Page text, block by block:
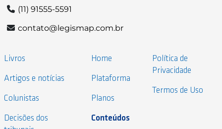
(11) 91555-5591
contato@legismap.com.br
Livros
Artigos e notícias
Colunistas
Decisões dos
Home
Plataforma
Planos
Conteúdos
Política de
Privacidade
Termos de Uso